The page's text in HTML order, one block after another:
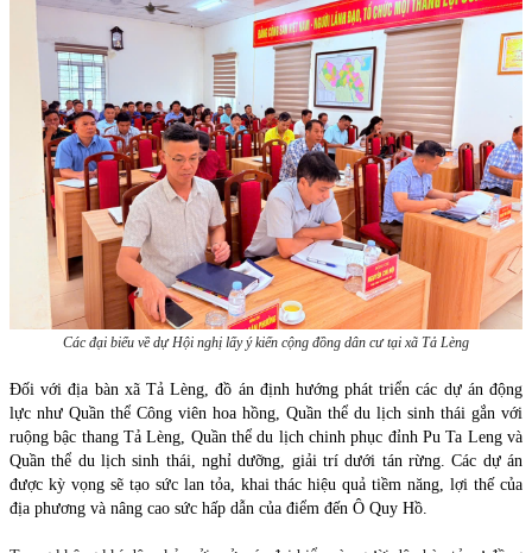
Các đại biểu về dự Hội nghị lấy ý kiến cộng đồng dân cư tại xã Tả Lèng
Đối với địa bàn xã Tả Lèng, đồ án định hướng phát triển các dự án động
lực như Quần thể Công viên hoa hồng, Quần thể du lịch sinh thái gắn với
ruộng bậc thang Tả Lèng, Quần thể du lịch chinh phục đỉnh Pu Ta Leng và
Quần thể du lịch sinh thái, nghỉ dưỡng, giải trí dưới tán rừng. Các dự án
được kỳ vọng sẽ tạo sức lan tỏa, khai thác hiệu quả tiềm năng, lợi thế của
địa phương và nâng cao sức hấp dẫn của điểm đến Ô Quy Hồ.